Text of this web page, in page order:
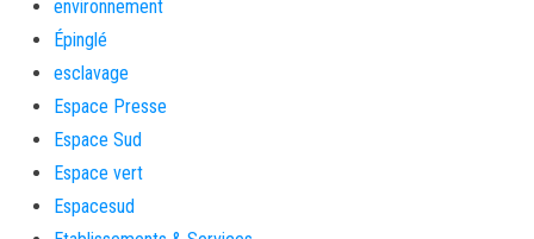
environnement
Épinglé
esclavage
Espace Presse
Espace Sud
Espace vert
Espacesud